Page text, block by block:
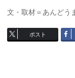
文・取材＝あんどう
ポスト